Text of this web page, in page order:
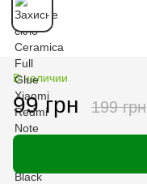
В наличии
99 грн 199 грн